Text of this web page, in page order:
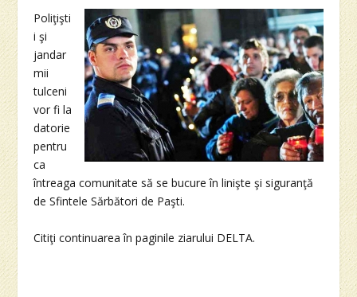
Poliţişti
i şi
jandar
mii
tulceni
vor fi la
datorie
pentru
ca
întreaga comunitate să se bucure în linişte şi siguranţă
de Sfintele Sărbători de Paşti.
Citiţi continuarea în paginile ziarului DELTA.